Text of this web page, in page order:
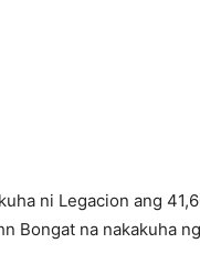
ni Legacion ang
Bongat na nakakuha